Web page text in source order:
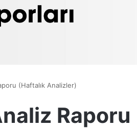
(Haftalık Analizler)
Raporu